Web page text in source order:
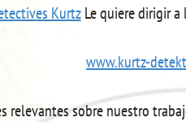
KurtzLe quiere dirigir a
www.kurtz-
sobre nuestro